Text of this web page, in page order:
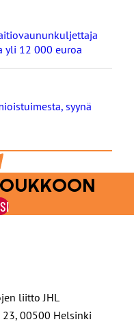
yli 12 000 euroa
syynä
liitto JHL
00500 Helsinki